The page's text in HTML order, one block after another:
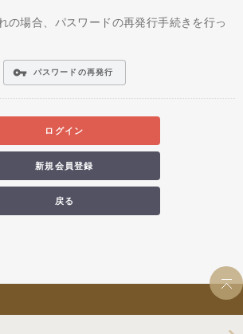
の場合、パスワードの再発行手続きを行っ
vpn_key パスワードの再発行
ログイン
新規会員登録
戻る